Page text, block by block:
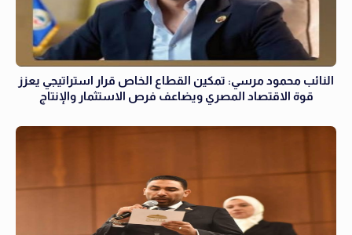
النائب محمود مرسي: تمكين القطاع الخاص قرار استراتيجي يعزز
قوة الاقتصاد المصري ويضاعف فرص الاستثمار والإنتاج